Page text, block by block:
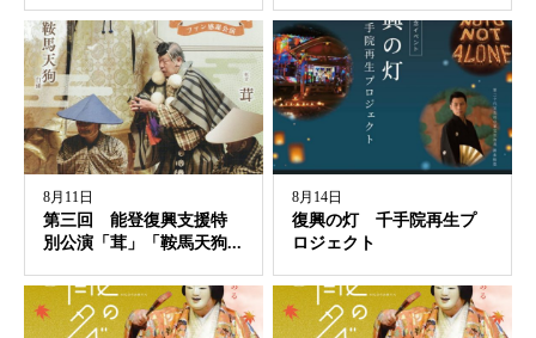
8月11日
第三回 能登復興支援特
別公演「茸」「鞍馬天狗...
8月14日
復興の灯 千手院再生プ
ロジェクト